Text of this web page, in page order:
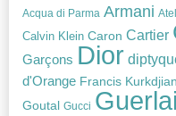
Acqua di Parma Armani
Calvin Klein Caron Cartier
Garçons Dior
d'Orange Francis Kurkdjian
Goutal Gucci